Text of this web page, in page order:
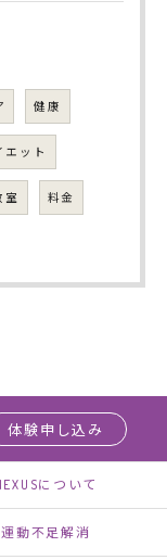
健康
エット
室 料金
体験申し込み
について
運動不足解消